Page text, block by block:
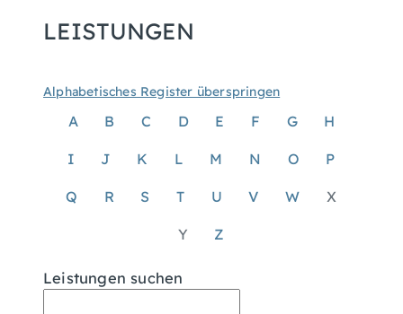
LEISTUNGEN
Alphabetisches Register überspringen
A B C D E F G H
I J K L M N O P
Q R S T U V W X
Y Z
Leistungen suchen